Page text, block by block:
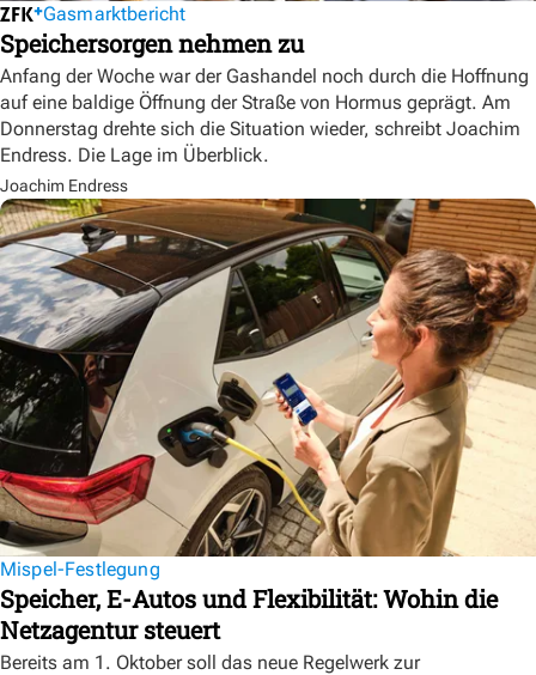
Gasmarktbericht
Speichersorgen nehmen zu
Anfang der Woche war der Gashandel noch durch die Hoffnung
auf eine baldige Öffnung der Straße von Hormus geprägt. Am
Donnerstag drehte sich die Situation wieder, schreibt Joachim
Endress. Die Lage im Überblick.
Joachim Endress
Mispel-Festlegung
Speicher, E-Autos und Flexibilität: Wohin die
Netzagentur steuert
Bereits am 1. Oktober soll das neue Regelwerk zur